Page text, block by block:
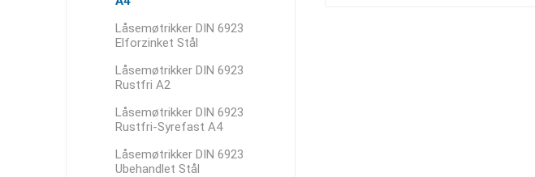
Låsemøtrikker DIN 6923
Elforzinket Stål
Låsemøtrikker DIN 6923
Rustfri A2
Låsemøtrikker DIN 6923
Rustfri-Syrefast A4
Låsemøtrikker DIN 6923
Ubehandlet Stål